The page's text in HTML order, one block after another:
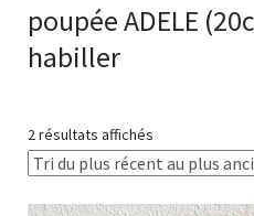
poupée ADELE
habiller
2 résultats affichés